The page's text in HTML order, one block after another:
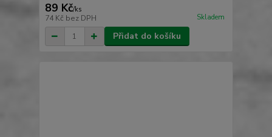
89 Kč/ks
74 Kč bez DPH Skladem
Přidat do košíku